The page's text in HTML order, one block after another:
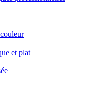
et plat